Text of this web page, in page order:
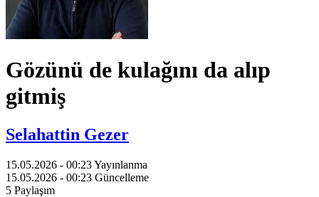
Gözünü de kulağını da alıp
gitmiş
Selahattin Gezer
15.05.2026 - 00:23Yayınlanma
15.05.2026 - 00:23 Güncelleme
5 Paylaşım